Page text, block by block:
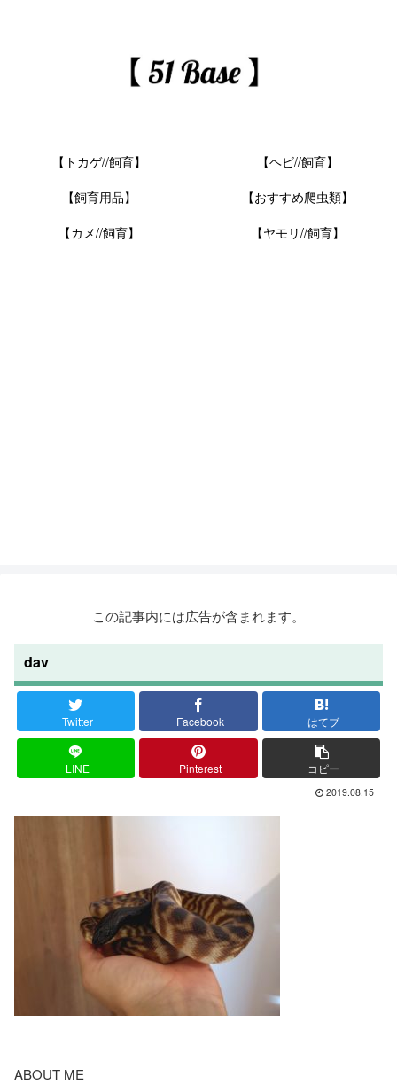
【トカゲ//飼育】
【ヘビ//飼育】
【飼育用品】
【おすすめ爬虫類】
【カメ//飼育】
【ヤモリ//飼育】
この記事内には広告が含まれます。
dav
Twitter Facebook はてブ
LINE Pinterest コピー
2019.08.15
ABOUT ME